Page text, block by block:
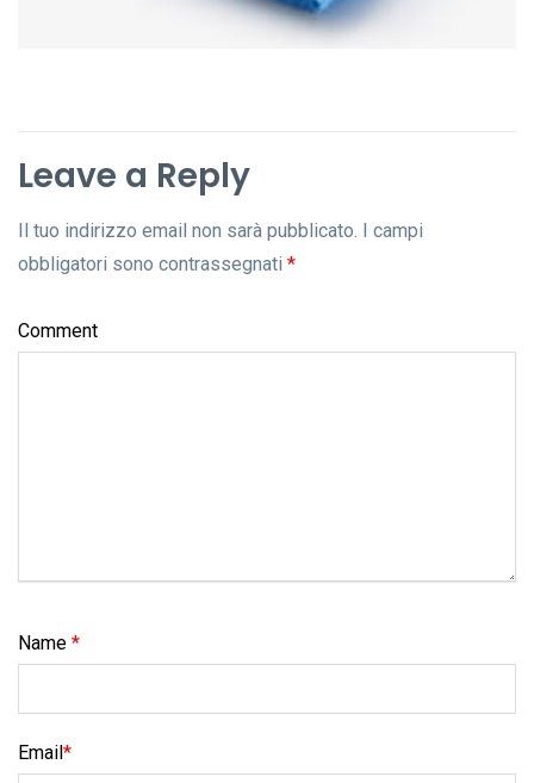
Leave a Reply
Il tuo indirizzo email non sarà pubblicato. I campi
obbligatori sono contrassegnati *
Comment
Name *
Email*